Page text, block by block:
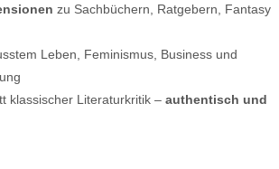
zu Sachbüchern, Ratgebern, Fantasy
Leben, Feminismus, Business und
klassischer Literaturkritik – authentisch und